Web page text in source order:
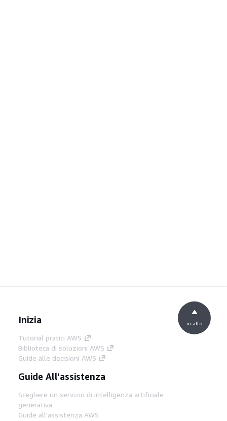
Inizia
Tutorial pratici AWS
Biblioteca di soluzioni AWS
Guide alle decisioni AWS
Guide All'assistenza
Scegliere un servizio di intelligenza artificiale
generativa
Guide all'assistenza AWS
in alto